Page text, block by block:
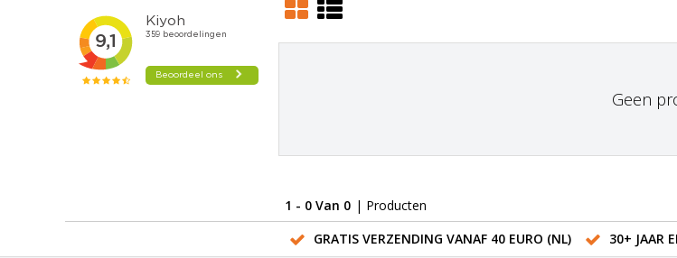
Geen
1 - 0 Van 0 | Producten
GRATIS VERZENDING VANAF 40 EURO (NL)
30+ JAAR